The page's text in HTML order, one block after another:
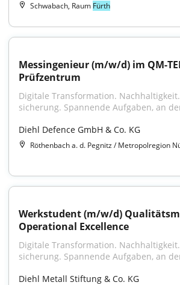
Schwabach, Raum Fürth
Messingenieur (m/w/d) im QM-
Prüfzentrum
Digitale Trans­formation.
sicherung. Spannende Aufgaben, an
Diehl Defence GmbH & Co. KG
Röthenbach a. d. Pegnitz / Metropolregion
Werkstudent (m/w/d)
Operational Excellence
Digitale Trans­formation.
sicherung. Spannende Aufgaben, an
Diehl Metall Stiftung & Co. KG